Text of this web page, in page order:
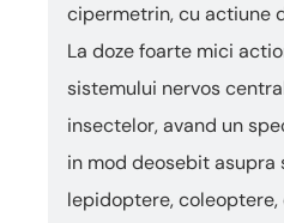
cipermetrin, cu actiune
La doze foarte mici
sistemului nervos
insectelor, avand un
in mod deosebit asupra
lepidoptere,